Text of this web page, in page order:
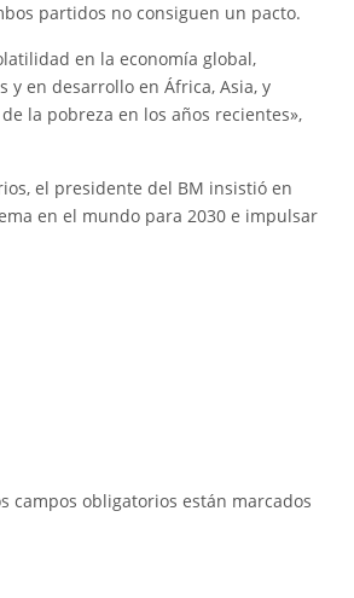
partidos no consiguen un pacto.
en la economía global,
y en desarrollo en África, Asia, y
la pobreza en los años recientes»,
el presidente del BM insistió en
en el mundo para 2030 e impulsar
campos obligatorios están marcados